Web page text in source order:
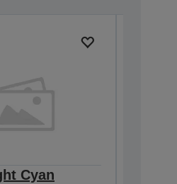
Cyan